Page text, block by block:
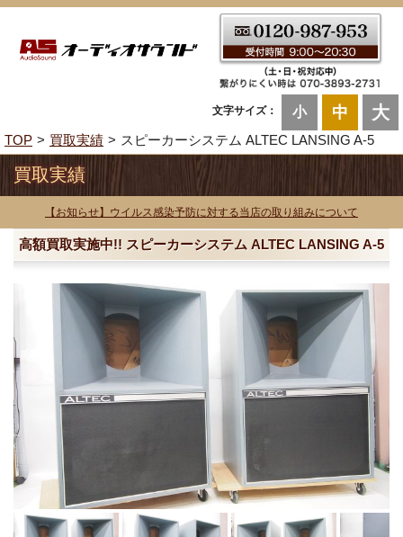
文字サイズ： 小 中 大
TOP 買取実績 スピーカーシステム ALTEC LANSING A-5
買取実績
【お知らせ】ウイルス感染予防に対する当店の取り組みについて
高額買取実施中!! スピーカーシステム ALTEC LANSING A-5